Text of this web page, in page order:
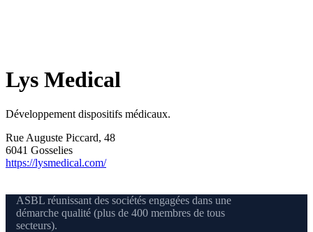
Lys Medical
Développement dispositifs médicaux.
Rue Auguste Piccard, 48
6041 Gosselies
https://lysmedical.com/
ASBL réunissant des sociétés engagées dans une
démarche qualité (plus de 400 membres de tous
secteurs).